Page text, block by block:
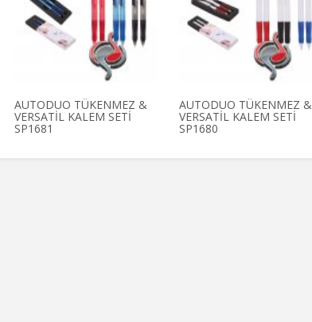
AUTODUO TÜKENMEZ &
VERSATİL KALEM SETİ
SP1681
AUTODUO TÜKENMEZ &
VERSATİL KALEM SETİ
SP1680